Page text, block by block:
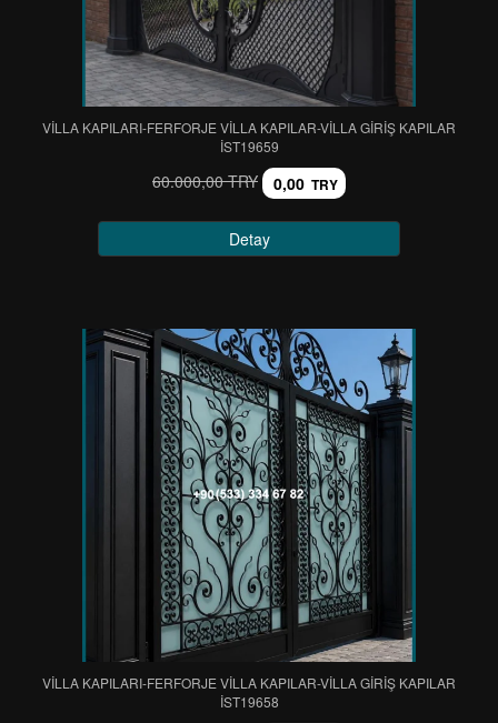
VİLLA KAPILARI-FERFORJE VİLLA KAPILAR-VİLLA GİRİŞ KAPILAR
IST19659
60.000,00 TRY 0,00 TRY
Detay
VİLLA KAPILARI-FERFORJE VİLLA KAPILAR-VİLLA GİRİŞ KAPILAR
IST19658